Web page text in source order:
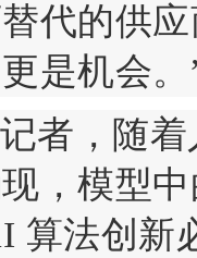
代的供
是机会。
者，随
，模型
算法创新